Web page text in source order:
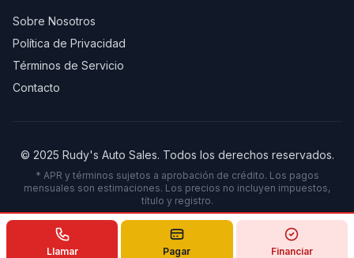
Sobre Nosotros
Política de Privacidad
Términos de Servicio
Contacto
© 2025 Rudy's Auto Sales. Todos los derechos reservados.
* APR y términos sujetos a aprobación de crédito. Los pagos
mensuales son estimaciones. Los precios no incluyen impuestos,
título y registro.
Powered by digirankexpert.com
Llamar Pagar Financiar